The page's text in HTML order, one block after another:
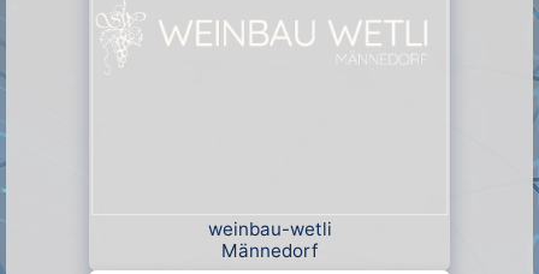
weinbau-wetli
Männedorf